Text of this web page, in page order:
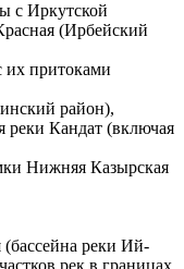
с Иркутской
(Ирбейский
их притоками
район),
реки Кандат (включая
Нижняя Казырская
реки Ий-